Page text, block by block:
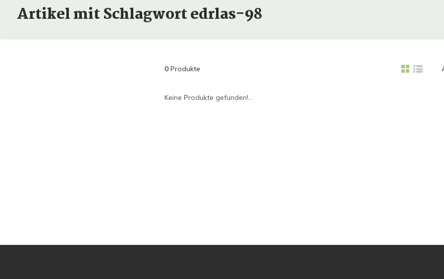
Artikel mit Schlagwort edrlas-98
0Produkte
Keine Produkte gefunden!...